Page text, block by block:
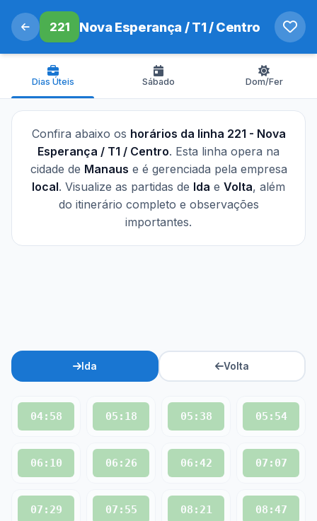
221 Nova Esperança / T1 / Centro
Dias Úteis Sábado Dom/Fer
Confira abaixo os horários da linha 221 - Nova
Esperança / T1 / Centro. Esta linha opera na
cidade de Manaus e é gerenciada pela empresa
local. Visualize as partidas de Ida e Volta, além
do itinerário completo e observações
importantes.
Ida Volta
04:58 05:18 05:38 05:54
06:10 06:26 06:42 07:07
07:29 07:55 08:21 08:47